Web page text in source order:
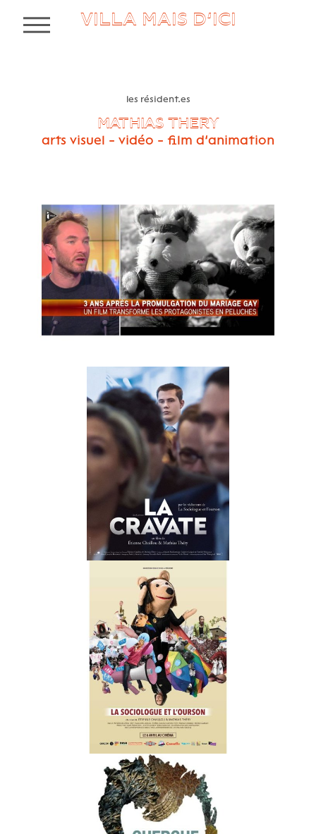
VILLA MAIS D’ICI
MENU
les résident.es
MATHIAS THERY
arts visuel - vidéo - film d’animation